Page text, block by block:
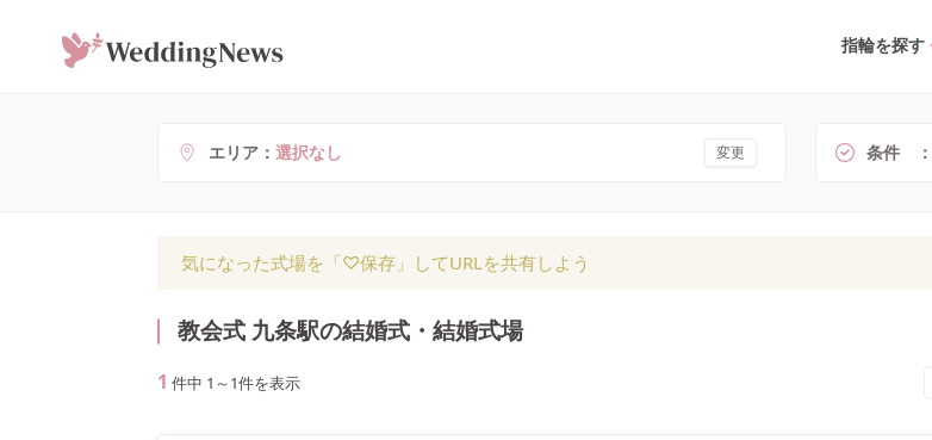
指輪を探す
エリア 選択なし 変更 条件
気になった式場を「♡保存」してURLを共有しよう
教会式 九条駅の結婚式・結婚式場
1 件中 1 ～ 1件を表示